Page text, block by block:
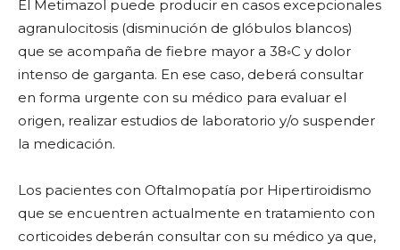
El Metimazol puede producir en casos excepcionales
agranulocitosis (disminución de glóbulos blancos)
que se acompaña de fiebre mayor a 38◦C y dolor
intenso de garganta. En ese caso, deberá consultar
en forma urgente con su médico para evaluar el
origen, realizar estudios de laboratorio y/o suspender
la medicación.
Los pacientes con Oftalmopatía por Hipertiroidismo
que se encuentren actualmente en tratamiento con
corticoides deberán consultar con su médico ya que,